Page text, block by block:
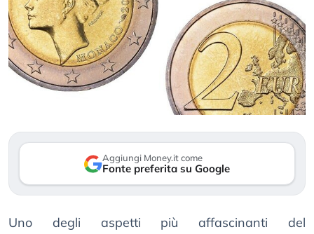
Aggiungi Money.it come
Fonte preferita su Google
Uno degli aspetti più affascinanti del